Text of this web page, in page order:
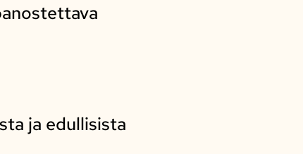
ja edullisista